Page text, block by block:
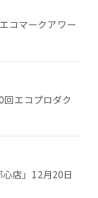
コマークアワー
回エコプロダク
店」12月20日